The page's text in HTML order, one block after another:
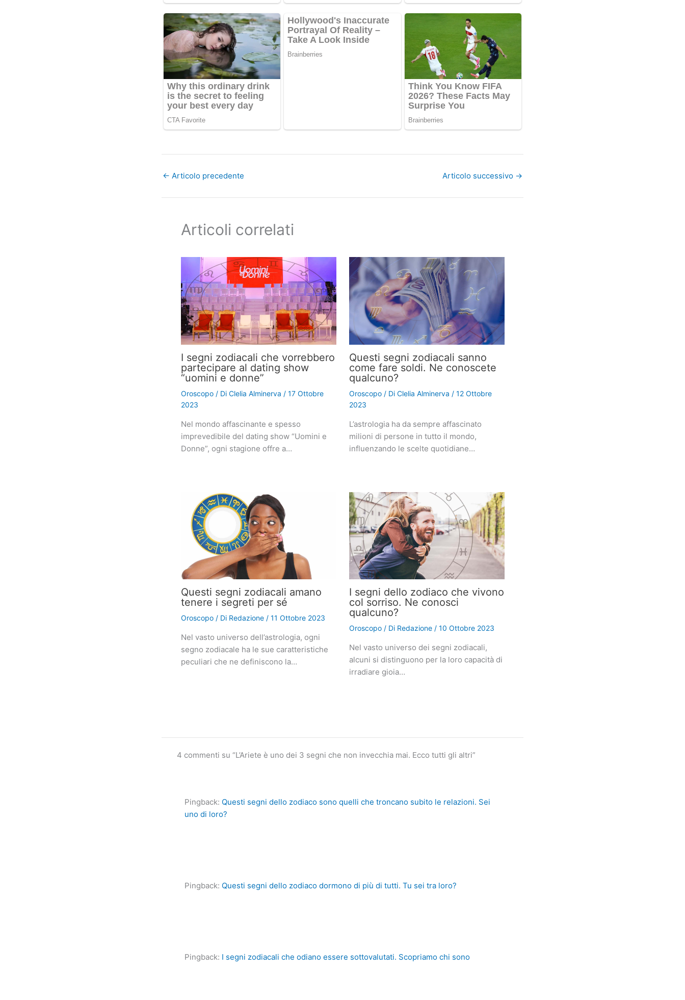
← Articolo precedente Articolo successivo →
Articoli correlati
I segni zodiacali che vorrebbero
partecipare al dating show
“uomini e donne”
Oroscopo/ Di Clelia Alminerva / 17 Ottobre
2023
Nel mondo affascinante e spesso
imprevedibile del dating show “Uomini e
Donne”, ogni stagione offre a…
Questi segni zodiacali sanno
come fare soldi. Ne conoscete
qualcuno?
Oroscopo/ Di Clelia Alminerva / 12 Ottobre
2023
L’astrologia ha da sempre affascinato
milioni di persone in tutto il mondo,
influenzando le scelte quotidiane…
Questi segni zodiacali amano
tenere i segreti per sé
Oroscopo/ Di Redazione / 11 Ottobre 2023
Nel vasto universo dell’astrologia, ogni
segno zodiacale ha le sue caratteristiche
peculiari che ne definiscono la…
I segni dello zodiaco che vivono
col sorriso. Ne conosci
qualcuno?
Oroscopo/ Di Redazione / 10 Ottobre 2023
Nel vasto universo dei segni zodiacali,
alcuni si distinguono per la loro capacità di
irradiare gioia…
4 commenti su “L’Ariete è uno dei 3 segni che non invecchia mai. Ecco tutti gli altri”
Pingback: Questi segni dello zodiaco sono quelli che troncano subito le relazioni. Sei
uno di loro?
Pingback: Questi segni dello zodiaco dormono di più di tutti. Tu sei tra loro?
Pingback: I segni zodiacali che odiano essere sottovalutati. Scopriamo chi sono